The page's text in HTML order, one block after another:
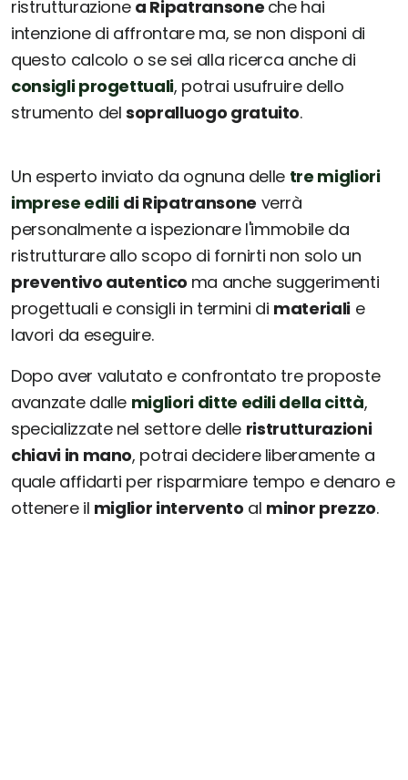
ristrutturazione a Ripatransone che hai
intenzione di affrontare ma, se non disponi di
questo calcolo o se sei alla ricerca anche di
consigli progettuali, potrai usufruire dello
strumento delsopralluogo gratuito.
Un esperto inviato da ognuna delle tre migliori
imprese edili di Ripatransone verrà
personalmente a ispezionare l'immobile da
ristrutturare allo scopo di fornirti non solo un
preventivo autentico ma anche suggerimenti
progettuali e consigli in termini di materialie
lavori da eseguire.
Dopo aver valutato e confrontato tre proposte
avanzate dalle migliori ditte edili della città,
specializzate nel settore delle ristrutturazioni
chiavi in mano, potrai decidere liberamente a
quale affidarti per risparmiare tempo e denaro e
ottenere il miglior intervento al minor prezzo.